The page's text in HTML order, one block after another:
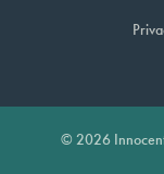
© 2026